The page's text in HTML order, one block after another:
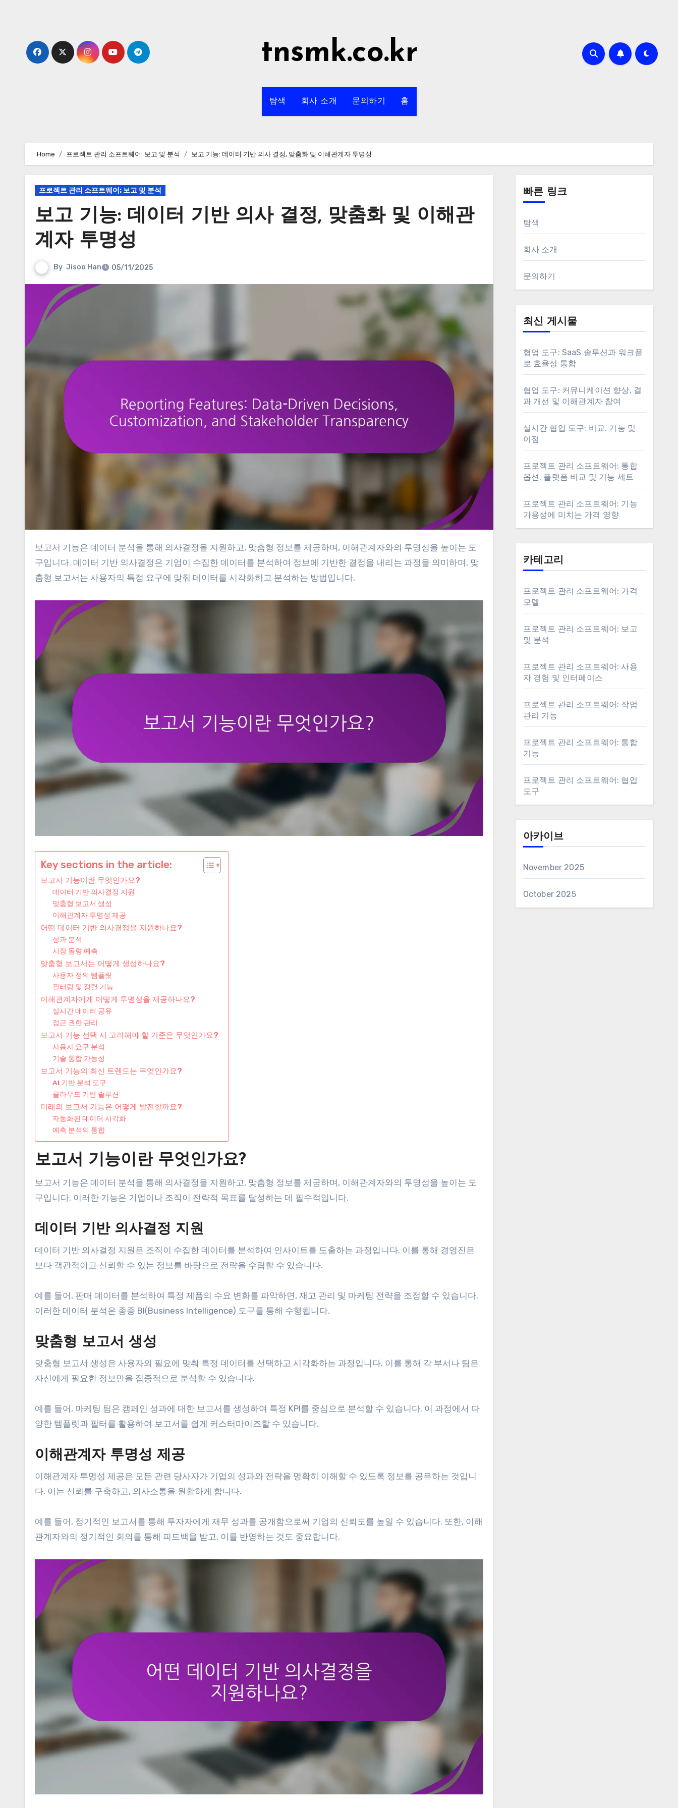
tnsmk.co.kr
탐색 회사 소개 문의하기 홈
Home 프로젝트 관리 소프트웨어: 보고 및 분석 보고 기능: 데이터 기반 의사 결정, 맞춤화 및 이해관계자 투명성
프로젝트 관리 소프트웨어: 보고 및 분석
보고 기능: 데이터 기반 의사 결정, 맞춤화 및 이해관
계자 투명성
By Jisoo Han 05/11/2025
보고서 기능은 데이터 분석을 통해 의사결정을 지원하고, 맞춤형 정보를 제공하며, 이해관계자와의 투명성을 높이는 도
구입니다. 데이터 기반 의사결정은 기업이 수집한 데이터를 분석하여 정보에 기반한 결정을 내리는 과정을 의미하며, 맞
춤형 보고서는 사용자의 특정 요구에 맞춰 데이터를 시각화하고 분석하는 방법입니다.
Key sections in the article:
보고서 기능이란 무엇인가요?
데이터 기반 의사결정 지원
맞춤형 보고서 생성
이해관계자 투명성 제공
어떤 데이터 기반 의사결정을 지원하나요?
성과 분석
시장 동향 예측
맞춤형 보고서는 어떻게 생성하나요?
사용자 정의 템플릿
필터링 및 정렬 기능
이해관계자에게 어떻게 투명성을 제공하나요?
실시간 데이터 공유
접근 권한 관리
보고서 기능 선택 시 고려해야 할 기준은 무엇인가요?
사용자 요구 분석
기술 통합 가능성
보고서 기능의 최신 트렌드는 무엇인가요?
AI 기반 분석 도구
클라우드 기반 솔루션
미래의 보고서 기능은 어떻게 발전할까요?
자동화된 데이터 시각화
예측 분석의 통합
보고서 기능이란 무엇인가요?
보고서 기능은 데이터 분석을 통해 의사결정을 지원하고, 맞춤형 정보를 제공하며, 이해관계자와의 투명성을 높이는 도
구입니다. 이러한 기능은 기업이나 조직이 전략적 목표를 달성하는 데 필수적입니다.
데이터 기반 의사결정 지원
데이터 기반 의사결정 지원은 조직이 수집한 데이터를 분석하여 인사이트를 도출하는 과정입니다. 이를 통해 경영진은
보다 객관적이고 신뢰할 수 있는 정보를 바탕으로 전략을 수립할 수 있습니다.
예를 들어, 판매 데이터를 분석하여 특정 제품의 수요 변화를 파악하면, 재고 관리 및 마케팅 전략을 조정할 수 있습니다.
이러한 데이터 분석은 종종 BI(Business Intelligence) 도구를 통해 수행됩니다.
맞춤형 보고서 생성
맞춤형 보고서 생성은 사용자의 필요에 맞춰 특정 데이터를 선택하고 시각화하는 과정입니다. 이를 통해 각 부서나 팀은
자신에게 필요한 정보만을 집중적으로 분석할 수 있습니다.
예를 들어, 마케팅 팀은 캠페인 성과에 대한 보고서를 생성하여 특정 KPI를 중심으로 분석할 수 있습니다. 이 과정에서 다
양한 템플릿과 필터를 활용하여 보고서를 쉽게 커스터마이즈할 수 있습니다.
이해관계자 투명성 제공
이해관계자 투명성 제공은 모든 관련 당사자가 기업의 성과와 전략을 명확히 이해할 수 있도록 정보를 공유하는 것입니
다. 이는 신뢰를 구축하고, 의사소통을 원활하게 합니다.
예를 들어, 정기적인 보고서를 통해 투자자에게 재무 성과를 공개함으로써 기업의 신뢰도를 높일 수 있습니다. 또한, 이해
관계자와의 정기적인 회의를 통해 피드백을 받고, 이를 반영하는 것도 중요합니다.
빠른 링크
탐색
회사 소개
문의하기
최신 게시물
협업 도구: SaaS 솔루션과 워크플
로 효율성 통합
협업 도구: 커뮤니케이션 향상, 결
과 개선 및 이해관계자 참여
실시간 협업 도구: 비교, 기능 및
이점
프로젝트 관리 소프트웨어: 통합
옵션, 플랫폼 비교 및 기능 세트
프로젝트 관리 소프트웨어: 기능
가용성에 미치는 가격 영향
카테고리
프로젝트 관리 소프트웨어: 가격
모델
프로젝트 관리 소프트웨어: 보고
및 분석
프로젝트 관리 소프트웨어: 사용
자 경험 및 인터페이스
프로젝트 관리 소프트웨어: 작업
관리 기능
프로젝트 관리 소프트웨어: 통합
기능
프로젝트 관리 소프트웨어: 협업
도구
아카이브
November 2025
October 2025